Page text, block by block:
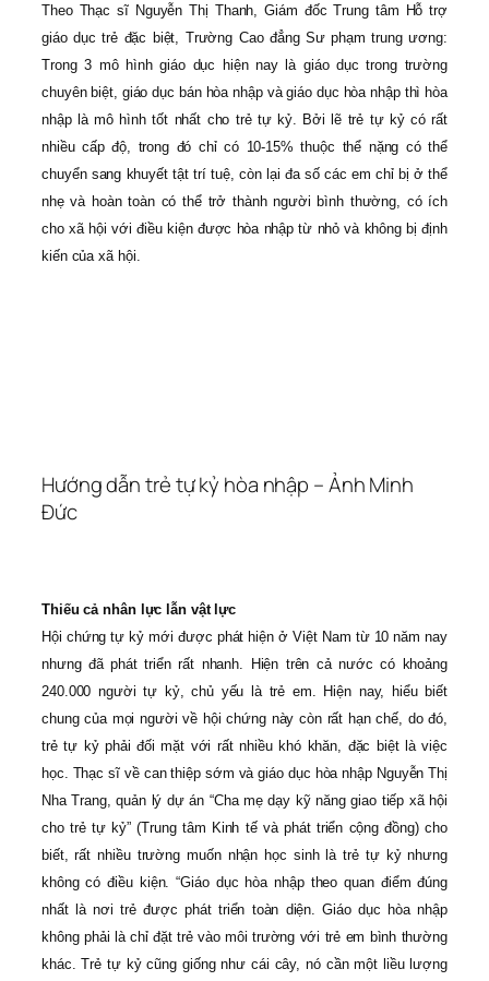
Theo Thạc sĩ Nguyễn Thị Thanh, Giám đốc Trung tâm Hỗ trợ
giáo dục trẻ đặc biệt, Trường Cao đẳng Sư phạm trung ương:
Trong 3 mô hình giáo dục hiện nay là giáo dục trong trường
chuyên biệt, giáo dục bán hòa nhập và giáo dục hòa nhập thì hòa
nhập là mô hình tốt nhất cho trẻ tự kỷ. Bởi lẽ trẻ tự kỷ có rất
nhiều cấp độ, trong đó chỉ có 10-15% thuộc thể nặng có thể
chuyển sang khuyết tật trí tuệ, còn lại đa số các em chỉ bị ở thể
nhẹ và hoàn toàn có thể trở thành người bình thường, có ích
cho xã hội với điều kiện được hòa nhập từ nhỏ và không bị định
kiến của xã hội.
Hướng dẫn trẻ tự kỷ hòa nhập – Ảnh Minh
Đức
Thiếu cả nhân lực lẫn vật lực
Hội chứng tự kỷ mới được phát hiện ở Việt Nam từ 10 năm nay
nhưng đã phát triển rất nhanh. Hiện trên cả nước có khoảng
240.000 người tự kỷ, chủ yếu là trẻ em. Hiện nay, hiểu biết
chung của mọi người về hội chứng này còn rất hạn chế, do đó,
trẻ tự kỷ phải đối mặt với rất nhiều khó khăn, đặc biệt là việc
học. Thạc sĩ về can thiệp sớm và giáo dục hòa nhập Nguyễn Thị
Nha Trang, quản lý dự án “Cha mẹ dạy kỹ năng giao tiếp xã hội
cho trẻ tự kỷ” (Trung tâm Kinh tế và phát triển cộng đồng) cho
biết, rất nhiều trường muốn nhận học sinh là trẻ tự kỷ nhưng
không có điều kiện. “Giáo dục hòa nhập theo quan điểm đúng
nhất là nơi trẻ được phát triển toàn diện. Giáo dục hòa nhập
không phải là chỉ đặt trẻ vào môi trường với trẻ em bình thường
khác. Trẻ tự kỷ cũng giống như cái cây, nó cần một liều lượng